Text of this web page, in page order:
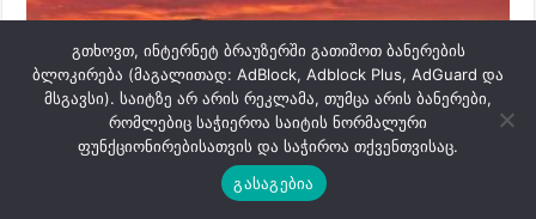
გთხოვთ, ინტერნეტ ბრაუზერში გათიშოთ ბანერების
ბლოკირება (მაგალითად: AdBlock, Adblock Plus, AdGuard და
მსგავსი). საიტზე არ არის რეკლამა, თუმცა არის ბანერები,
რომლებიც საჭიეროა საიტის ნორმალური
ფუნქციონირებისათვის და საჭიროა თქვენთვისაც.
გასაგებია